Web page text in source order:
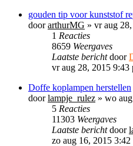
gouden tip voor kunststof
doorarthurMG » vr aug
1 Reacties
8659 Weergaves
Laatste berichtdoor
vr aug 28, 2015 9:43
Doffe koplampen herstellen
doorlampje_rulez » wo
5 Reacties
11303 Weergaves
Laatste berichtdoor
zo aug 16, 2015 3:42